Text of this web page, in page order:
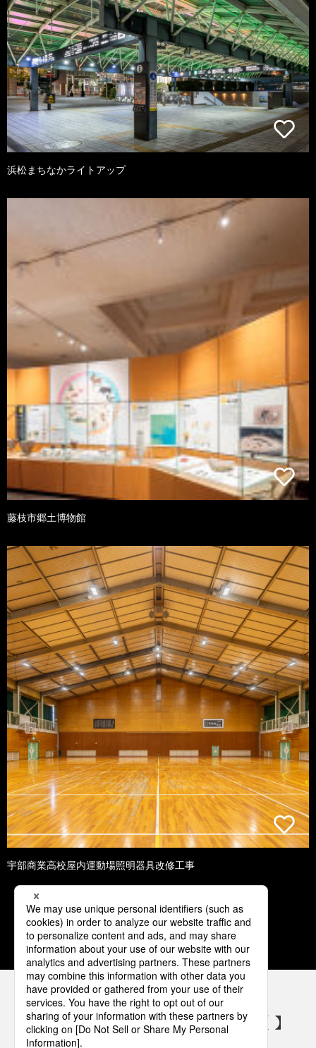
浜松まちなかライトアップ
藤枝市郷土博物館
宇部商業高校屋内運動場照明器具改修工事
1 2 3 4 5
パナソニックの電気設備 SNSアカウント